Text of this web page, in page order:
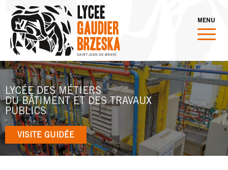
MENU
LYCÉE DES MÉTIERS
DU BÂTIMENT ET DES TRAVAUX
PUBLICS
VISITE GUIDÉE